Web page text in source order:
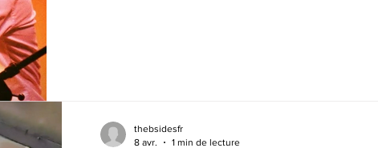
thebsidesfr
8 avr.
1 min de lecture